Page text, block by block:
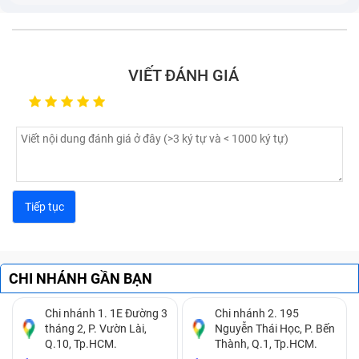
Nếu thấy máy tính có các dấu hiệu trên, bạn cần thay
VIẾT ĐÁNH GIÁ
CHI NHÁNH GẦN BẠN
Chi nhánh 1. 1E Đường 3
tháng 2, P. Vườn Lài,
Q.10, Tp.HCM.
Chi nhánh 2. 195
Nguyễn Thái Học, P. Bến
Thành, Q.1, Tp.HCM.